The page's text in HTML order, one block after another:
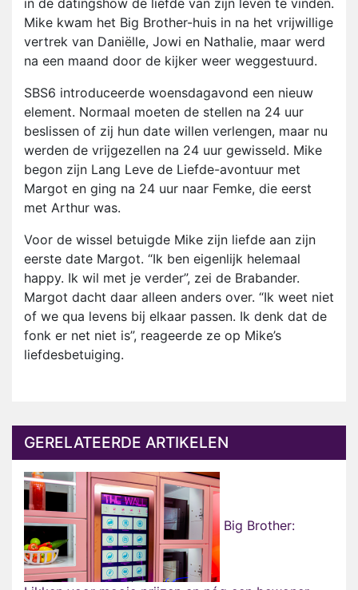
in de datingshow de liefde van zijn leven te vinden.
Mike kwam het Big Brother-huis in na het vrijwillige
vertrek van Daniëlle, Jowi en Nathalie, maar werd
na een maand door de kijker weer weggestuurd.
SBS6 introduceerde woensdagavond een nieuw
element. Normaal moeten de stellen na 24 uur
beslissen of zij hun date willen verlengen, maar nu
werden de vrijgezellen na 24 uur gewisseld. Mike
begon zijn Lang Leve de Liefde-avontuur met
Margot en ging na 24 uur naar Femke, die eerst
met Arthur was.
Voor de wissel betuigde Mike zijn liefde aan zijn
eerste date Margot. “Ik ben eigenlijk helemaal
happy. Ik wil met je verder”, zei de Brabander.
Margot dacht daar alleen anders over. “Ik weet niet
of we qua levens bij elkaar passen. Ik denk dat de
fonk er net niet is”, reageerde ze op Mike’s
liefdesbetuiging.
GERELATEERDE ARTIKELEN
Big Brother: